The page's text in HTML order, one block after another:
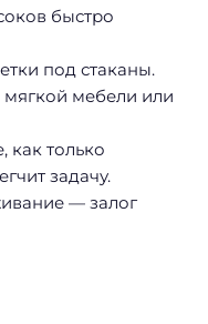
быстро
под стаканы.
мебели или
как только
задачу.
— залог